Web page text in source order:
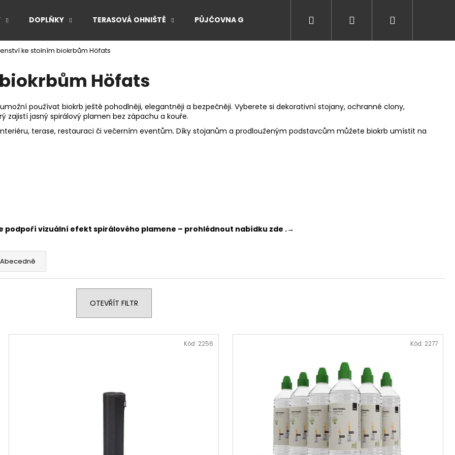
DOPLŇKY TERASOVÁ OHNIŠTĚ PŮJČOVNA GRILŮ EVENTY A ZÁŽITKY NA GRILU
Přihlášení
ke stolním biokrbům Höfats
Höfats
používat biokrb ještě pohodlněji, elegantněji a bezpečněji. Vyberete si dekorativní stojany, ochranné clony,
zajistí jasný spirálový plamen bez zápachu a kouře.
terase, restauraci či večerním eventům. Díky stojanům a prodlouženým podstavcům můžete biokrb umístit na
podpoří vizuální efekt spirálového plamene – prohlédnout nabídku zde .→
Abecedně
OTEVŘÍT FILTR
Kód: 2256 Kód: 2277
Co potřebujete najít?
Doporučujeme